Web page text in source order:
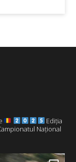
Ediția
Național